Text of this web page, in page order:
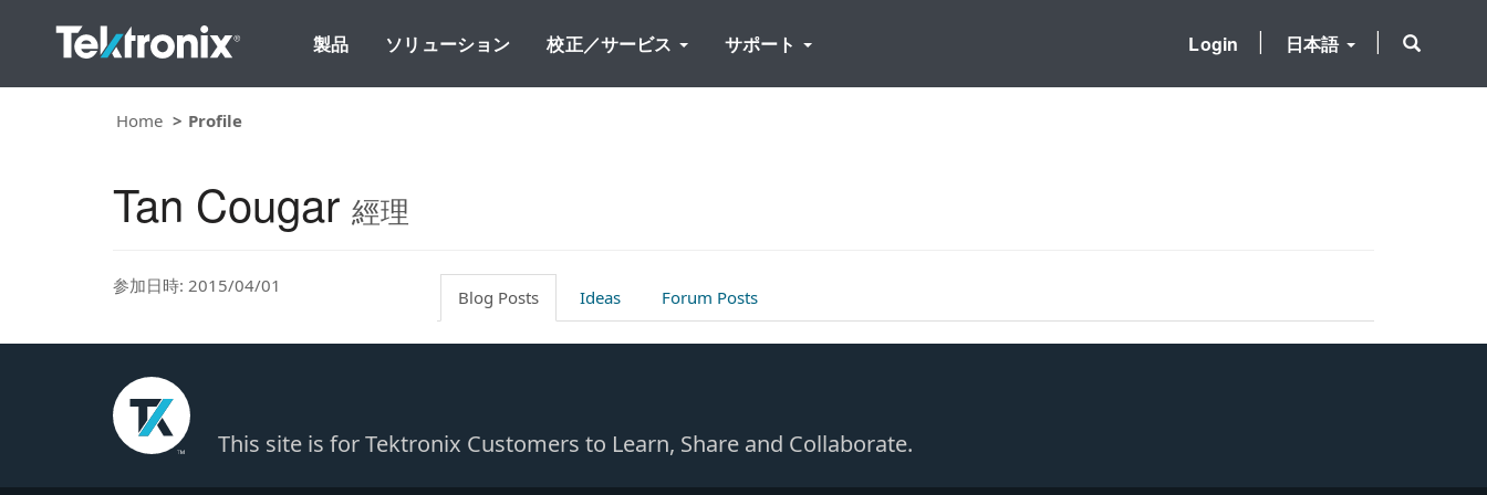
製品 ソリューション 校正／サービス サポート 日本語
Login
Home Profile
Tan Cougar 經理
参加日時: 2015/04/01
Blog Posts Ideas Forum Posts
This site is for Tektronix Customers to Learn, Share and Collaborate.